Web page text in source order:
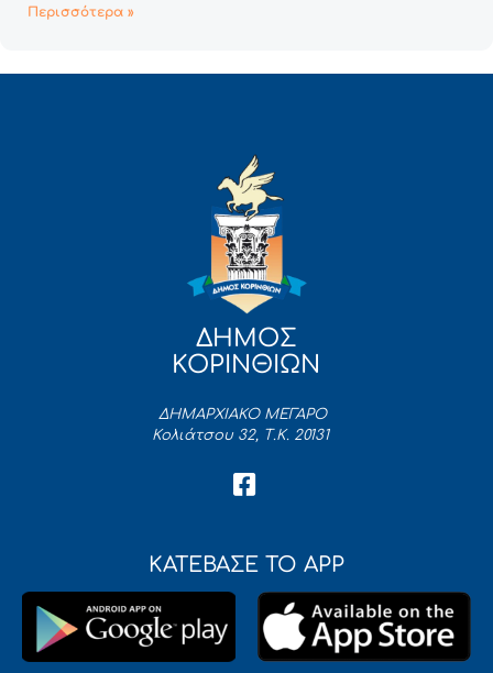
Περισσότερα »
ΔΗΜΟΣ
ΚΟΡΙΝΘΙΩΝ
ΔΗΜΑΡΧΙΑΚΟ ΜΕΓΑΡΟ
Κολιάτσου 32, Τ.Κ. 20131
ΚΑΤΕΒΑΣΕ ΤΟ APP